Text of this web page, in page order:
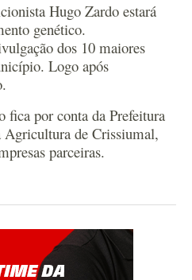
Hugo Zardo estará
genético.
dos 10 maiores
Logo após
fica por conta da Prefeitura
de Crissiumal,
parceiras.